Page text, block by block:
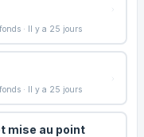
· Il y a 25 jours
· Il y a 25 jours
mise au point